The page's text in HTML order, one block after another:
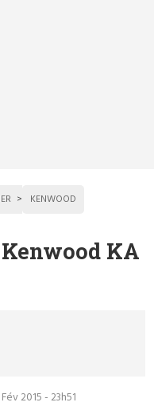
KENWOOD
KA
2015 - 23h51